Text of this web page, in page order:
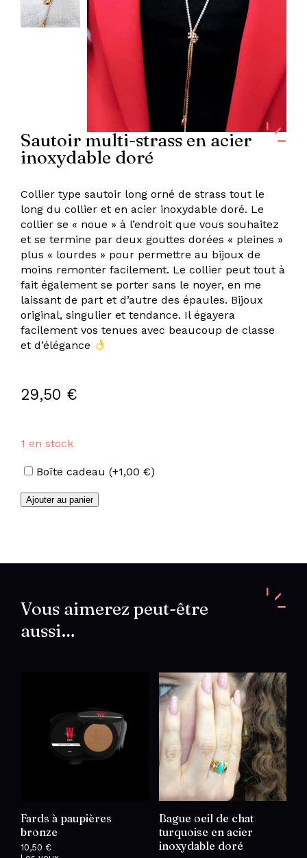
Sautoir multi-strass en acier
inoxydable doré
Collier type sautoir long orné de strass tout le
long du collier et en acier inoxydable doré. Le
collier se « noue » à l’endroit que vous souhaitez
et se termine par deux gouttes dorées « pleines »
plus « lourdes » pour permettre au bijoux de
moins remonter facilement. Le collier peut tout à
fait également se porter sans le noyer, en me
laissant de part et d’autre des épaules. Bijoux
original, singulier et tendance. Il égayera
facilement vos tenues avec beaucoup de classe
et d’élégance
29,50 €
1 en stock
Options
Boîte cadeau (+1,00 €)
quantité
en
doré
Ajouter au panier
Vous aimerez peut-être
aussi…
Fards à paupières
bronze
10,50 €
Bague oeil de chat
turquoise en acier
inoxydable doré